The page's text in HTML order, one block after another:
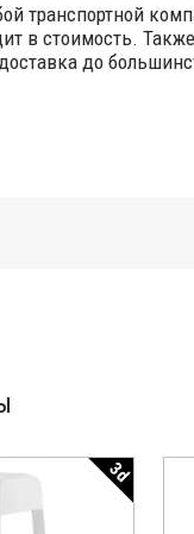
транспортной
в стоимость.
до
3d